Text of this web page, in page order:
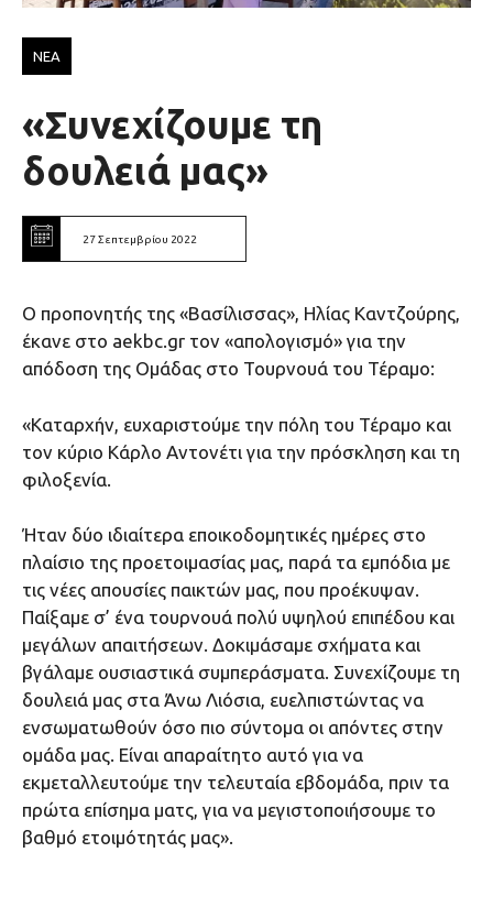
ΝΕΑ
«Συνεχίζουμε τη
δουλειά μας»
27 Σεπτεμβρίου 2022
O προπονητής της «Βασίλισσας», Ηλίας Καντζούρης,
έκανε στο aekbc.gr τον «απολογισμό» για την
απόδοση της Ομάδας στο Τουρνουά του Τέραμο:
«Καταρχήν, ευχαριστούμε την πόλη του Τέραμο και
τον κύριο Κάρλο Αντονέτι για την πρόσκληση και τη
φιλοξενία.
Ήταν δύο ιδιαίτερα εποικοδομητικές ημέρες στο
πλαίσιο της προετοιμασίας μας, παρά τα εμπόδια με
τις νέες απουσίες παικτών μας, που προέκυψαν.
Παίξαμε σ’ ένα τουρνουά πολύ υψηλού επιπέδου και
μεγάλων απαιτήσεων. Δοκιμάσαμε σχήματα και
βγάλαμε ουσιαστικά συμπεράσματα. Συνεχίζουμε τη
δουλειά μας στα Άνω Λιόσια, ευελπιστώντας να
ενσωματωθούν όσο πιο σύντομα οι απόντες στην
ομάδα μας. Είναι απαραίτητο αυτό για να
εκμεταλλευτούμε την τελευταία εβδομάδα, πριν τα
πρώτα επίσημα ματς, για να μεγιστοποιήσουμε το
βαθμό ετοιμότητάς μας».